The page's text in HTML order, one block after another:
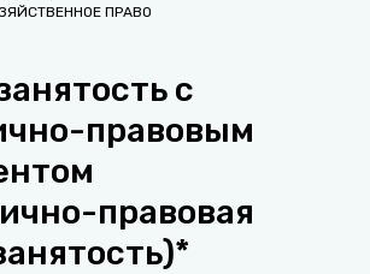
ПРАВО
с
правовым
правовая